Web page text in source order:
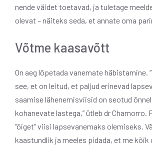
nende väidet toetavad, ja tuletage
olevat – näiteks seda, et annate oma
Võtme kaasavõtt
On aeg lõpetada vanemate häbistamine.
see, et on leitud, et paljud erinevad
saamise lähenemisviisid on seotud
kohanevate lastega,” ütleb dr Chamorro.
“õiget” viisi lapsevanemaks olemiseks.
kaastundlik ja meeles pidada, et me kõik